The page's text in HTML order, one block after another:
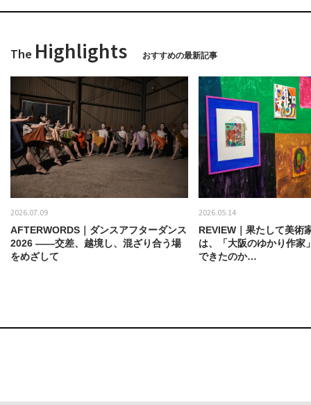
The Highlights おすすめの最新記事
2026.07.09
AFTERWORDS｜ダンスアフターダンス
2026 ——交差、越境し、混ざり合う場
をめざして
2026.05.14
REVIEW｜果たして美術
は、「大阪のゆかり作家
できたのか…